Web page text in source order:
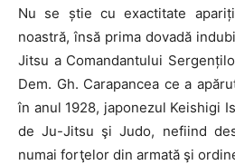
Nu se știe cu exactitate
noastră, însă prima dovadă
Jitsu a Comandantului
Dem. Gh. Carapancea ce a
în anul 1928, japonezul Keishigi
de Ju-Jitsu şi Judo, nefiind
numai forţelor din armată şi